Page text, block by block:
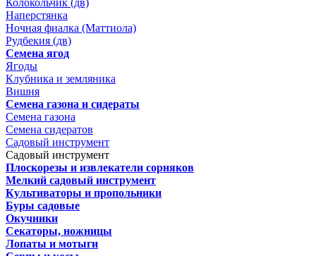
Колокольчик (дв)
Наперстянка
Ночная фиалка (Маттиола)
Рудбекия (дв)
Семена ягод
Ягоды
Клубника и земляника
Вишня
Семена газона и сидераты
Семена газона
Семена сидератов
Садовый инструмент
Садовый инструмент
Плоскорезы и извлекатели сорняков
Мелкий садовый инструмент
Культиваторы и пропольники
Буры садовые
Окучники
Секаторы, ножницы
Лопаты и мотыги